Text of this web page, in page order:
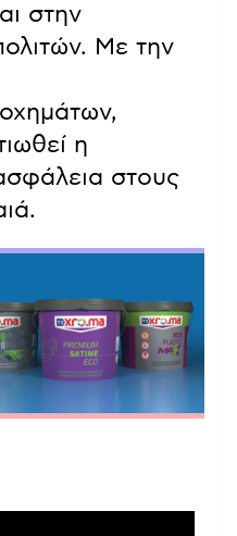
στην
Με την
η
στους